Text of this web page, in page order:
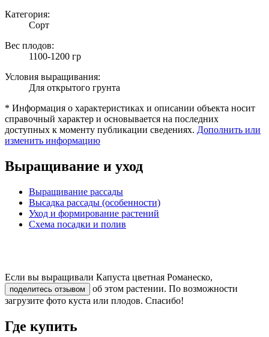
Категория:
Сорт
Вес плодов:
1100-1200 гр
Условия выращивания:
Для открытого грунта
* Информация о характеристиках и описании объекта носит
справочный характер и основывается на последних
доступных к моменту публикации сведениях. Дополнить или
изменить информацию
Выращивание и уход
Выращивание рассады
Высадка рассады (особенности)
Уход и формирование растений
Схема посадки и полив
Если вы выращивали Капуста цветная Романеско,
поделитесь отзывом
об этом растении. По возможности
загрузите фото куста или плодов. Спасибо!
Где купить